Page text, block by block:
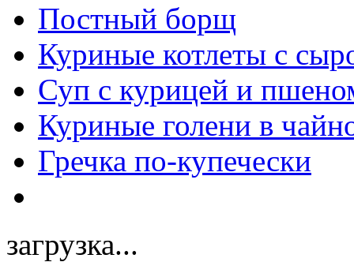
Постный борщ
Куриные котлеты с
Суп с курицей и
Куриные голени в
Гречка по-купечески
загрузка...